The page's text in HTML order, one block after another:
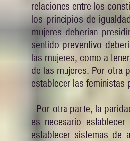
relaciones entre los
los principios de
mujeres deberían
sentido preventivo
las mujeres, como a
de las mujeres. Por otra
establecer las
Por otra parte, la
es necesario
establecer sistemas de